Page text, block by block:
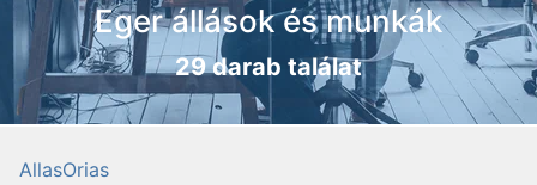
Eger állások és munkák
29 darab találat
AllasOrias